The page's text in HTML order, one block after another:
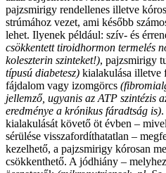
pajzsmirigy rendellenes illetve
strúmához vezet, ami később
lehet. Ilyenek például: szív- és
csökkentett tiroidhormon termelés
koleszterin szinteket!), pajzsmirigy
típusú diabetesz) kialakulása illetve
fájdalom vagy izomgörcs
jellemző, ugyanis az ATP szintézis
eredménye a krónikus fáradtság is)
kialakulását követő öt évben –
sérülése visszafordíthatatlan –
kezelhető, a pajzsmirigy kórosan
csökkenthető. A jódhiány –